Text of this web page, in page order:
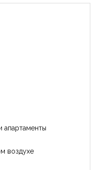
апартаменты
воздухе